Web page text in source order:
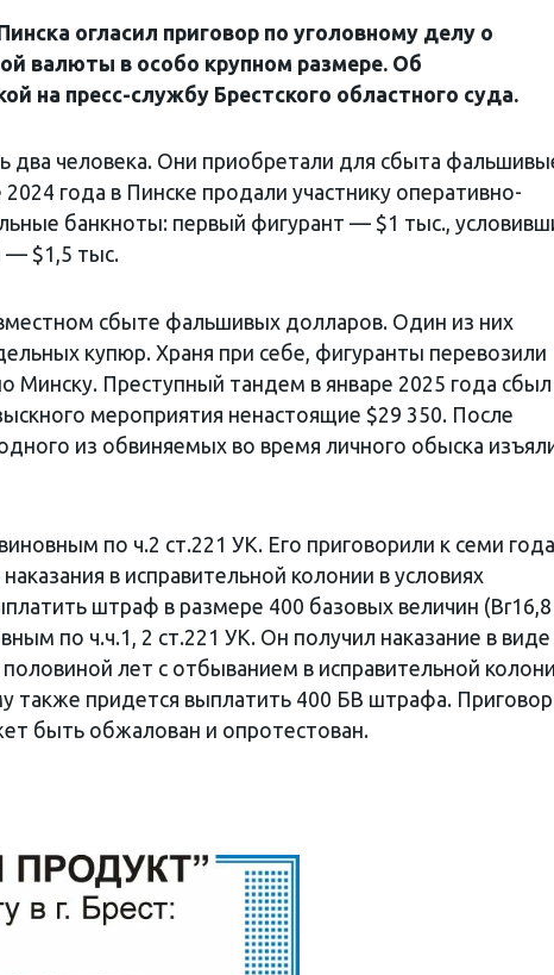
огласил приговор по уголовному делу о
валюты в особо крупном размере. Об
на пресс-службу Брестского областного суда.
два человека. Они приобретали для сбыта
2024 года в Пинске продали участнику оперативно-
банкноты: первый фигурант — $1 тыс.,
— $1,5 тыс.
сбыте фальшивых долларов. Один из них
купюр. Храня при себе, фигуранты перевозили
Минску. Преступный тандем в январе 2025 года сбыл
мероприятия ненастоящие $29 350. После
из обвиняемых во время личного обыска
по ч.2 ст.221 УК. Его приговорили к семи
в исправительной колонии в условиях
штраф в размере 400 базовых величин (Br16,8
по ч.ч.1, 2 ст.221 УК. Он получил наказание в виде
лет с отбыванием в исправительной
также придется выплатить 400 БВ штрафа.
быть обжалован и опротестован.